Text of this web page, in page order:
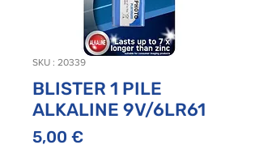
SKU : 20339
BLISTER 1 PILE
ALKALINE 9V/6LR61
5,00 €Prix